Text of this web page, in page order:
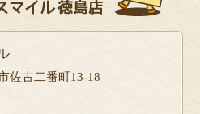
佐古二番町13-18